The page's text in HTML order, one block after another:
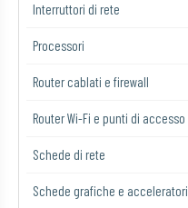
Interruttori di rete
Processori
Router cablati e firewall
Router Wi-Fi e punti di accesso
Schede di rete
Schede grafiche e acceleratori